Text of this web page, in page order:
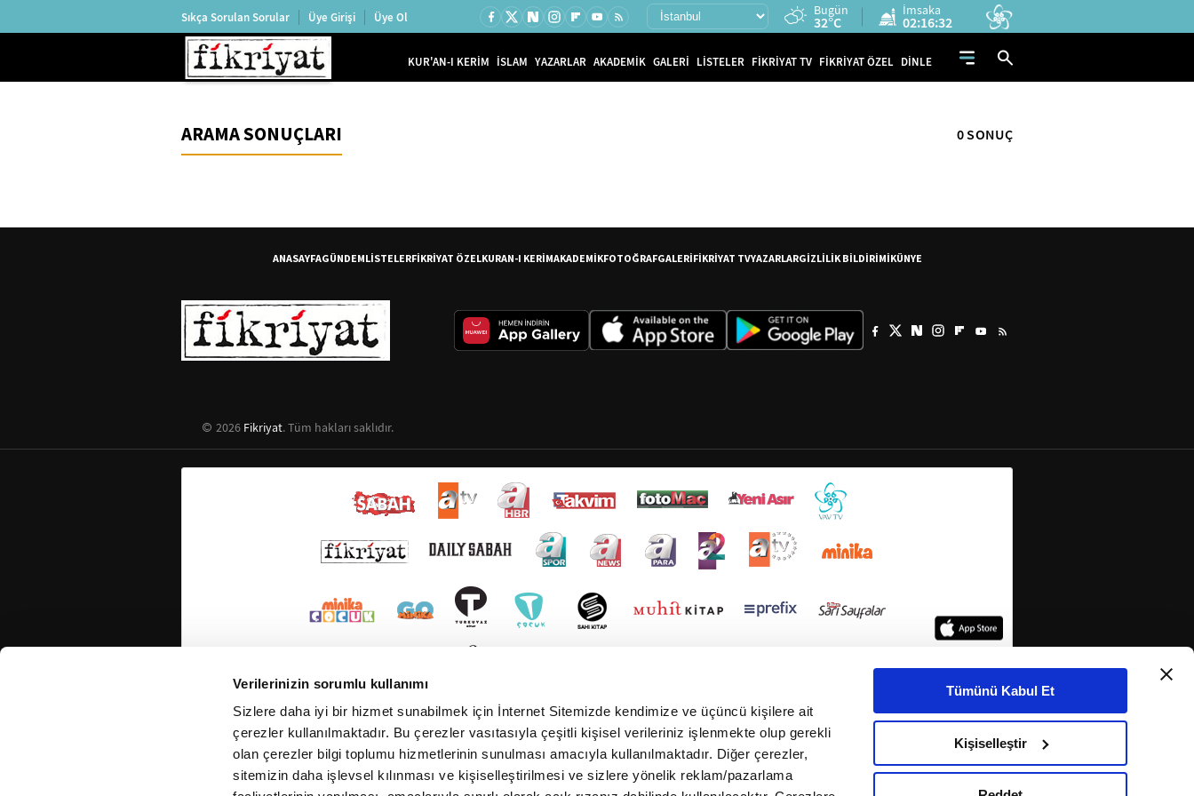
Verilerinizin sorumlu kullanımı
Sizlere daha iyi bir hizmet sunabilmek için İnternet Sitemizde kendimize ve üçüncü kişilere ait
çerezler kullanılmaktadır. Bu çerezler vasıtasıyla çeşitli kişisel verileriniz işlenmekte olup gerekli
olan çerezler bilgi toplumu hizmetlerinin sunulması amacıyla kullanılmaktadır. Diğer çerezler,
sitemizin daha işlevsel kılınması ve kişiselleştirilmesi ve sizlere yönelik reklam/pazarlama
Tümünü Kabul Et
Kişiselleştir
Sıkça Sorulan Sorular Üye Girişi Üye Ol Bugün
32°C
İmsaka
02:16:32
KUR'AN-I KERİM İSLAM YAZARLAR AKADEMİK GALERİ LİSTELER FİKRİYAT TV FİKRİYAT ÖZEL DİNLE
ARAMA SONUÇLARI 0 SONUÇ
ANASAYFAGÜNDEMLİSTELERFİKRİYAT ÖZELKURAN-I KERİMAKADEMİKFOTOĞRAFGALERİFİKRİYAT TVYAZARLARGİZLİLİK BİLDİRİMİKÜNYE
2026 Fikriyat. Tüm hakları saklıdır.